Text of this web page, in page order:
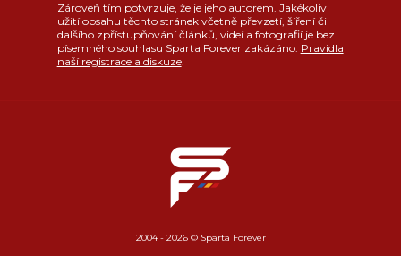
Zároveň tím potvrzuje, že je jeho autorem. Jakékoliv
užití obsahu těchto stránek včetně převzetí, šíření či
dalšího zpřístupňování článků, videí a fotografií je bez
písemného souhlasu Sparta Forever zakázáno. Pravidla
naší registrace a diskuze.
2004 - 2026 © Sparta Forever